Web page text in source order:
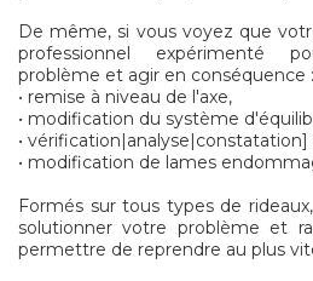
De même, si vous voyez que
professionnel expérimenté
problème et agir en conséquence :
• remise à niveau de l'axe,
• modification du système
•
• modification de lames
Formés sur tous types de
solutionner votre problème et
permettre de reprendre au plus